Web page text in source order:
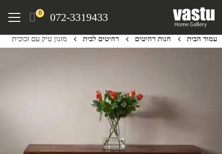
content
072-3319433
0
Menu
עמוד הבית חנות רהיטים רהיטים לבית מזנון טיק עם זכוכית